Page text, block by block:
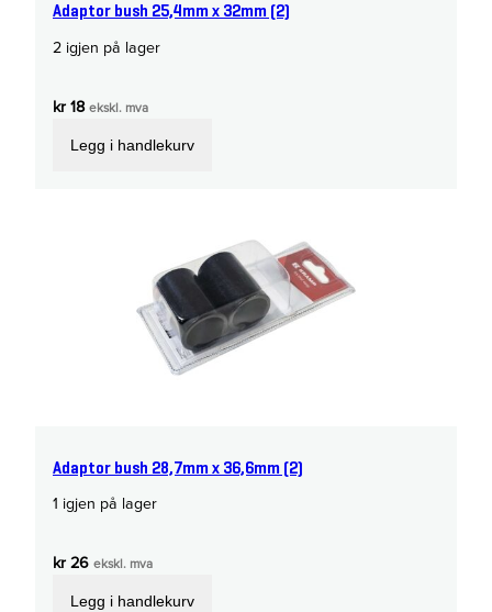
Adaptor bush 25,4mm x 32mm (2)
2 igjen på lager
kr18 ekskl. mva
Legg i handlekurv
Adaptor bush 28,7mm x 36,6mm (2)
1 igjen på lager
kr26 ekskl. mva
Legg i handlekurv